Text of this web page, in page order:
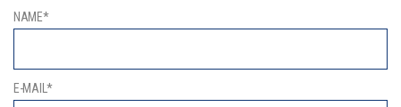
NAME*
E-MAIL*